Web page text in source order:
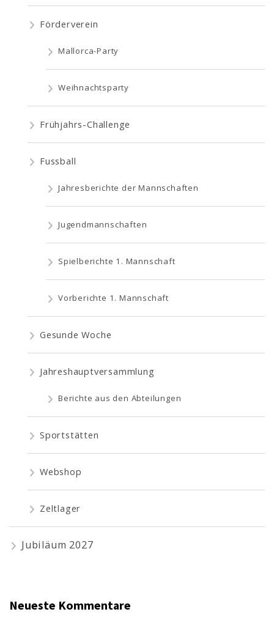
Förderverein
Mallorca-Party
Weihnachtsparty
Frühjahrs-Challenge
Fussball
Jahresberichte der Mannschaften
Jugendmannschaften
Spielberichte 1. Mannschaft
Vorberichte 1. Mannschaft
Gesunde Woche
Jahreshauptversammlung
Berichte aus den Abteilungen
Sportstätten
Webshop
Zeltlager
Jubiläum 2027
Neueste Kommentare